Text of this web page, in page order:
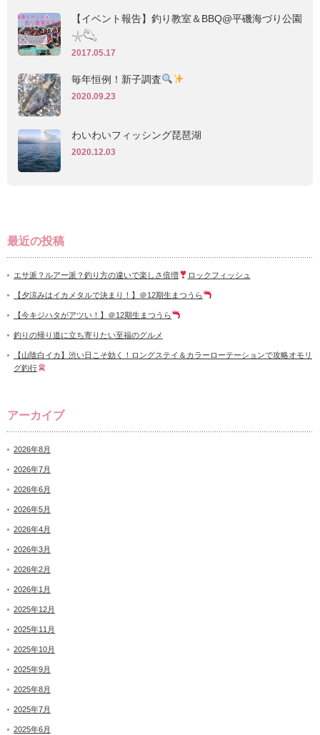
【イベント報告】釣り教室＆BBQ@平磯海づり公園
𓇼𓆡
2017.05.17
毎年恒例！新子調査
2020.09.23
わいわいフィッシング琵琶湖
2020.12.03
最近の投稿
エサ派？ルアー派？釣り方の違いで楽しさ倍増 ロックフィッシュ
【夕涼みはイカメタルで決まり！】＠12期生まつうら
【今キジハタがアツい！】＠12期生まつうら
釣りの帰り道に立ち寄りたい至福のグルメ
【山陰白イカ】渋い日こそ効く！ロングステイ＆カラーローテーションで攻略オモリ
グ釣行
アーカイブ
2026年8月
2026年7月
2026年6月
2026年5月
2026年4月
2026年3月
2026年2月
2026年1月
2025年12月
2025年11月
2025年10月
2025年9月
2025年8月
2025年7月
2025年6月